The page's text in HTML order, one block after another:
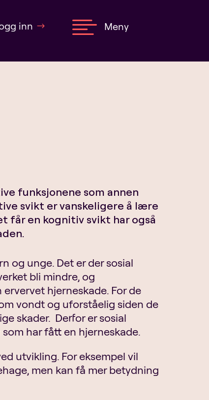
inn  Meny
funksjonene som annen
svikt er vanskeligere å lære
får en kognitiv svikt har også
og unge. Det er der sosial
bli mindre, og
hjerneskade. For de
vondt og uforståelig siden de
skader. Derfor er sosial
har fått en hjerneskade.
utvikling. For eksempel vil
men kan få mer betydning